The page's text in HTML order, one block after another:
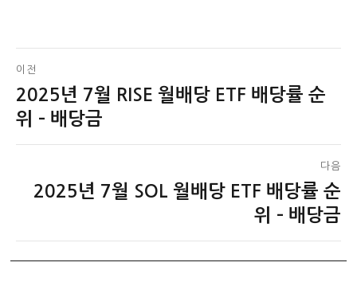
글
탐
색
이전
이
전
2025년 7월 RISE 월배당 ETF 배당률 순
위 – 배당금
다음
2025년 7월 SOL 월배당 ETF 배당률 순
위 – 배당금